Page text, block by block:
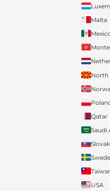
Malta
North
Qatar
Saudi
USA